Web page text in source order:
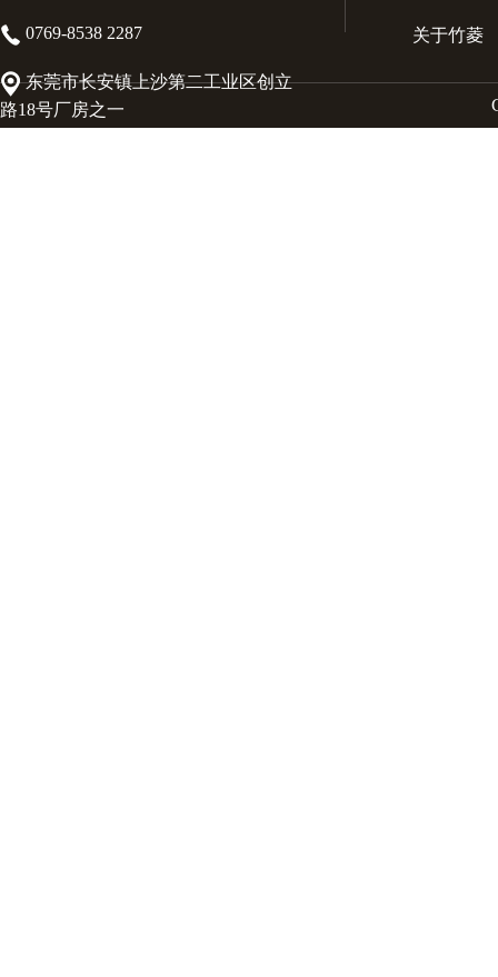
0769-8538 2287
东莞市长安镇上沙第二工业区创立
路18号厂房之一
关于竹菱